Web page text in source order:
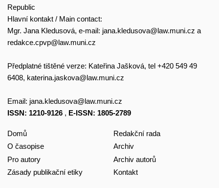
Republic
Hlavní kontakt / Main contact:
Mgr. Jana Kledusová, e-mail: jana.kledusova@law.muni.cz a
redakce.cpvp@law.muni.cz
Předplatné tištěné verze: Kateřina Jašková, tel +420 549 49
6408, katerina.jaskova@law.muni.cz
Email: jana.kledusova@law.muni.cz
ISSN: 1210-9126 , E-ISSN: 1805-2789
Domů
O časopise
Pro autory
Zásady publikační etiky
Redakční rada
Archiv
Archiv autorů
Kontakt